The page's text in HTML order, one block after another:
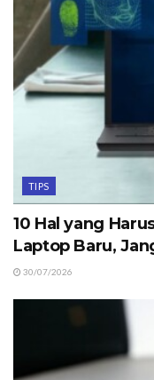
TIPS
10 Hal yang
Laptop Baru,
30/07/2026